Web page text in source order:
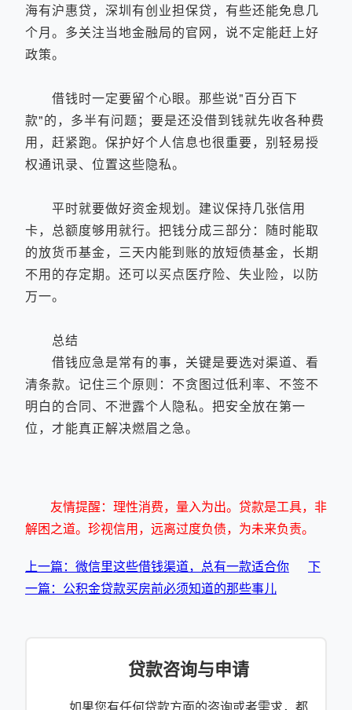
海有沪惠贷，深圳有创业担保贷，有些还能免息几
个月。多关注当地金融局的官网，说不定能赶上好
政策。
借钱时一定要留个心眼。那些说"百分百下
款"的，多半有问题；要是还没借到钱就先收各种费
用，赶紧跑。保护好个人信息也很重要，别轻易授
权通讯录、位置这些隐私。
平时就要做好资金规划。建议保持几张信用
卡，总额度够用就行。把钱分成三部分：随时能取
的放货币基金，三天内能到账的放短债基金，长期
不用的存定期。还可以买点医疗险、失业险，以防
万一。
总结
借钱应急是常有的事，关键是要选对渠道、看
清条款。记住三个原则：不贪图过低利率、不签不
明白的合同、不泄露个人隐私。把安全放在第一
位，才能真正解决燃眉之急。
友情提醒：理性消费，量入为出。贷款是工具，非
解困之道。珍视信用，远离过度负债，为未来负责。
上一篇：微信里这些借钱渠道，总有一款适合你
下
一篇：公积金贷款买房前必须知道的那些事儿
贷款咨询与申请
如果您有任何贷款方面的咨询或者需求，都